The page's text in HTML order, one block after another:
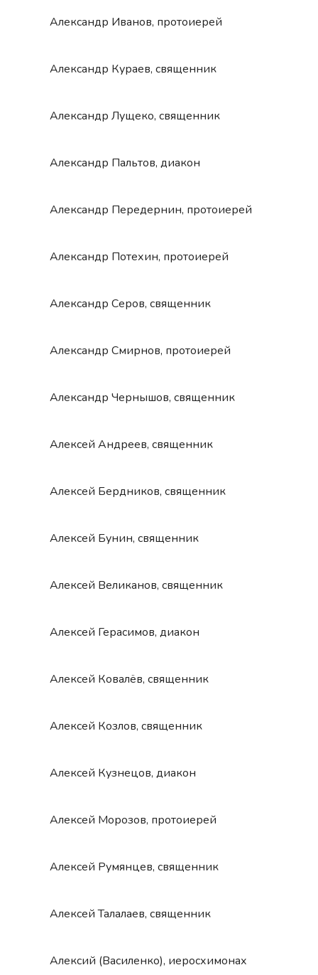
Александр Иванов, протоиерей
Александр Кураев, священник
Александр Лущеко, священник
Александр Пальтов, диакон
Александр Передернин, протоиерей
Александр Потехин, протоиерей
Александр Серов, священник
Александр Смирнов, протоиерей
Александр Чернышов, священник
Алексей Андреев, священник
Алексей Бердников, священник
Алексей Бунин, священник
Алексей Великанов, священник
Алексей Герасимов, диакон
Алексей Ковалёв, священник
Алексей Козлов, священник
Алексей Кузнецов, диакон
Алексей Морозов, протоиерей
Алексей Румянцев, священник
Алексей Талалаев, священник
Алексий (Василенко), иеросхимонах